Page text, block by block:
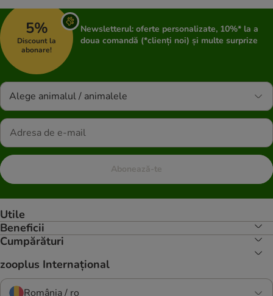
5%
Discount la
abonare!
Newsletterul: oferte personalizate, 10%* la a
doua comandă (*clienți noi) și multe surprize
Alege animalul / animalele
Abonează-te
Utile
Beneficii
Cumpărături
zooplus Internațional
România / ro